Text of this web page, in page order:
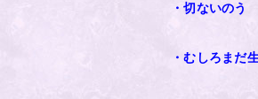
・切ないのう
・むしろまだ